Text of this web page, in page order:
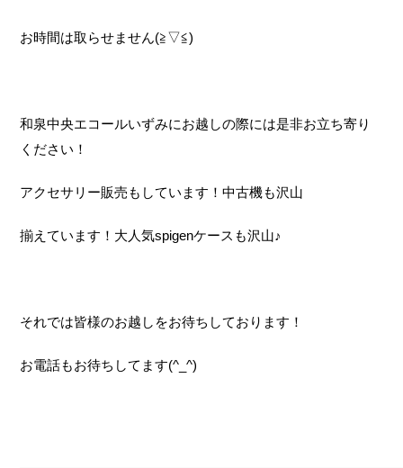
お時間は取らせません(≧▽≦)
和泉中央エコールいずみにお越しの際には是非お立ち寄り
ください！
アクセサリー販売もしています！中古機も沢山
揃えています！大人気spigenケースも沢山♪
それでは皆様のお越しをお待ちしております！
お電話もお待ちしてます(^_^)